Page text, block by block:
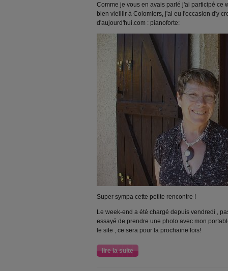
Comme je vous en avais parlé j'ai participé ce
bien vieillir à Colomiers, j'ai eu l'occasion d'y
d'aujourd'hui.com : pianoforte:
Super sympa cette petite rencontre !
Le week-end a été chargé depuis vendredi ,
essayé de prendre une photo avec mon
le site , ce sera pour la prochaine fois!
lire la suite